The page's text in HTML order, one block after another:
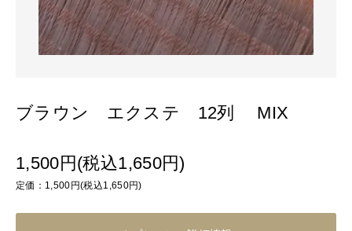
ブラウン エクステ 12列 MIX
1,500円(税込1,650円)
定価：1,500円(税込1,650円)